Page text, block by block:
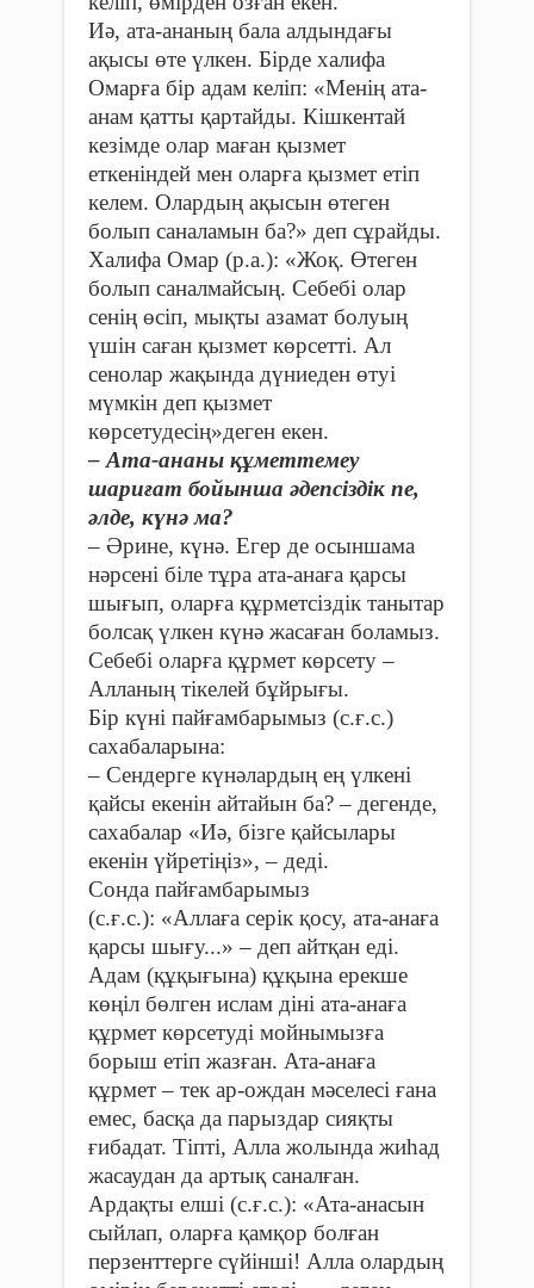
Иә, ата-ананың бала алдын­дағы
ақысы өте үлкен. Бірде халифа
Омарға бір адам келіп: «Менің ата-
анам қатты қартайды. Кішкентай
кезімде олар маған қызмет
еткеніндей мен оларға қызмет етіп
келем. Олардың ақысын өтеген
болып саналамын ба?» деп сұрайды.
Халифа Омар (р.а.): «Жоқ. Өтеген
болып саналмайсың. Себебі олар
сенің өсіп, мықты азамат болуың
үшін саған қызмет көрсетті. Ал
сенолар жақында дүниеден өтуі
мүмкін деп қызмет
көрсетудесің»деген екен.
– Ата-ананы құметтемеу
шариғат бойынша әдепсіздік пе,
әлде, күнә ма?
– Әрине, күнә. Егер де осыншама
нәрсені біле тұра ата-анаға қарсы
шығып, оларға құрметсіздік танытар
болсақ үлкен күнә жасаған боламыз.
Себебі оларға құрмет көрсету –
Алланың тікелей бұйрығы.
Бір күні пайғамбарымыз (с.ғ.с.)
сахабаларына:
– Сендерге күнәлардың ең үлкені
қайсы екенін айтайын ба? – дегенде,
сахабалар «Иә, бізге қайсылары
екенін үйретіңіз», – деді.
Сонда пайғамбарымыз
(с.ғ.с.): «Аллаға серік қосу, ата-анаға
қарсы шығу...» – деп айтқан еді.
Адам (құқығына) құқына ерекше
көңіл бөлген ислам діні ата-анаға
құрмет көрсетуді мойнымызға
борыш етіп жазған. Ата-анаға
құрмет – тек ар-ождан мәселесі ғана
емес, басқа да парыздар сияқты
ғибадат. Тіпті, Алла жолында жиһад
жасаудан да артық саналған.
Ардақты елші (с.ғ.с.): «Ата-анасын
сыйлап, оларға қамқор болған
перзенттерге сүйінші! Алла олардың